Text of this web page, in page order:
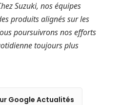
Suzuki, nos équipes
produits alignés sur les
poursuivrons nos efforts
toujours plus
Google Actualités